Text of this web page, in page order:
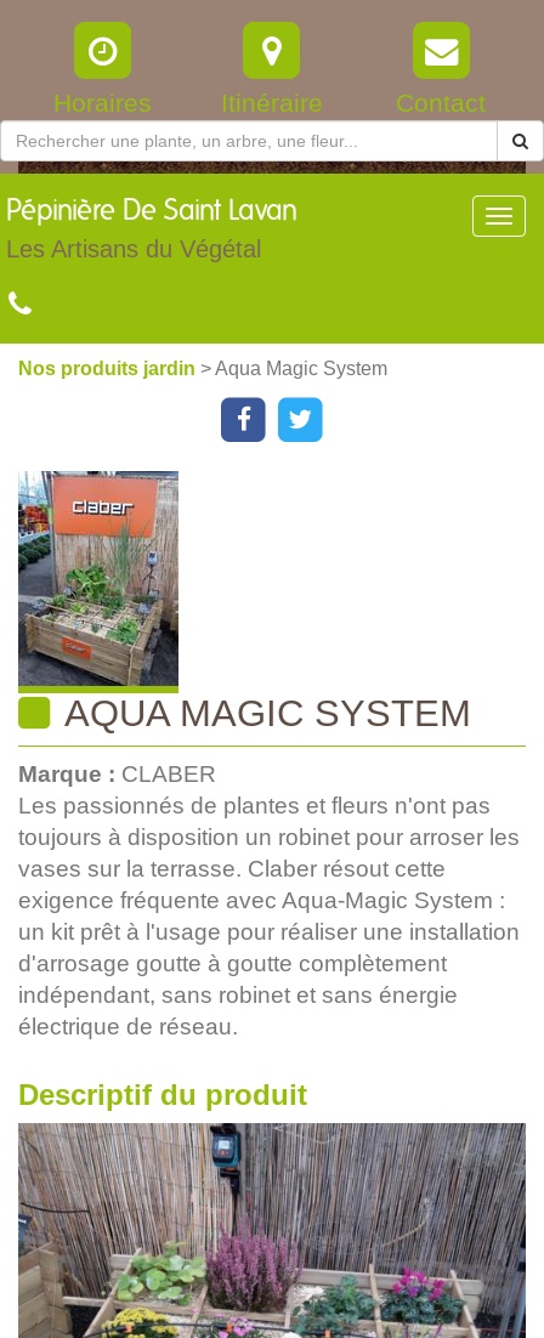
Horaires Itinéraire Contact
Pépinière De Saint Lavan
Les Artisans du Végétal
Nos produits jardin > Aqua Magic System
AQUA MAGIC SYSTEM
Marque : CLABER
Les passionnés de plantes et fleurs n'ont pas
toujours à disposition un robinet pour arroser les
vases sur la terrasse. Claber résout cette
exigence fréquente avec Aqua-Magic System :
un kit prêt à l'usage pour réaliser une installation
d'arrosage goutte à goutte complètement
indépendant, sans robinet et sans énergie
électrique de réseau.
Descriptif du produit